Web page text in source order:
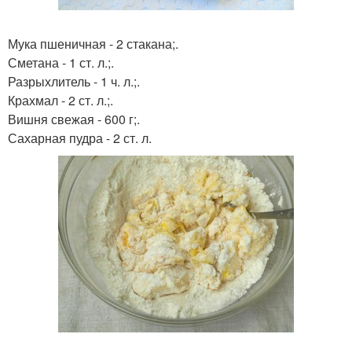
Мука пшеничная - 2 стакана;.
Сметана - 1 ст. л.;.
Разрыхлитель - 1 ч. л.;.
Крахмал - 2 ст. л.;.
Вишня свежая - 600 г;.
Сахарная пудра - 2 ст. л.